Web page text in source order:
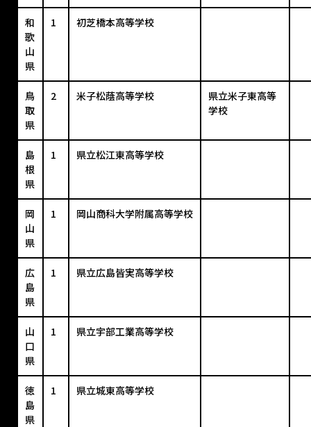
和
歌
山
県
1 初芝橋本高等学校
鳥
取
県
2 米子松蔭高等学校
県立米子東高等
学校
島
根
県
1 県立松江東高等学校
岡
山
県
1 岡山商科大学附属高等学校
広
島
県
1 県立広島皆実高等学校
山
口
県
1 県立宇部工業高等学校
徳
島
県
1 県立城東高等学校